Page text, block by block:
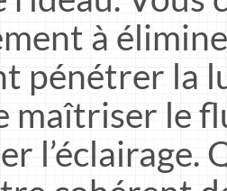
à
pénétrer la
maîtriser le
l’éclairage.